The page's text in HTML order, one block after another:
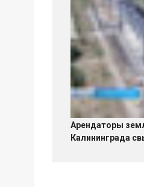
Арендаторы
Калининграда